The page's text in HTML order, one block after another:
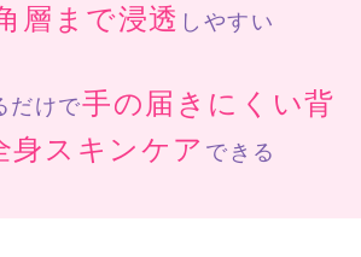
層まで浸透 しやすい
だけで手の届きにくい背
身スキンケア できる